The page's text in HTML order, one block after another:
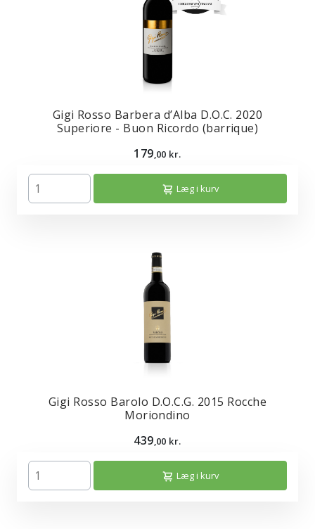
Gigi Rosso Barbera d’Alba D.O.C. 2020
Superiore - Buon Ricordo (barrique)
179,00 kr.
Læg i kurv
Gigi Rosso Barolo D.O.C.G. 2015 Rocche
Moriondino
439,00 kr.
Læg i kurv